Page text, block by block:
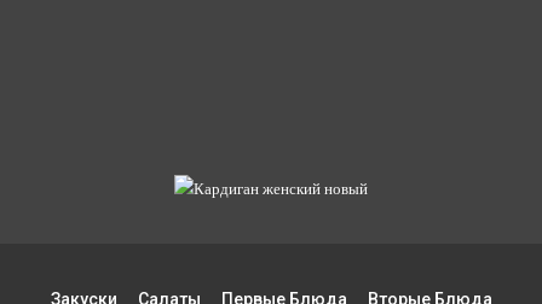
Закуски Салаты Первые Блюда Вторые Блюда